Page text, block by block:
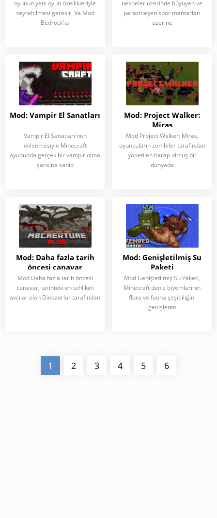
oyunun yeni oyun özellikleriyle
seyreltilmesi gerekir. Ve Mod
Bedrock'ta
nesneler üzerinde büyüyen ve
parazitleşen spor mantarları
üzerine
Mod: Vampir El Sanatları
Vampir El Sanatları'nun
eklenmesiyle Minecraft
oyununda gerçek bir vampir olma
şansına sahip
Mod: Project Walker:
Miras
Mod Project Walker: Miras,
oyuncuların zombiler tarafından
yönetilen harap olmuş bir
dünyada
Mod: Daha fazla tarih
öncesi canavar
Mod Daha fazla tarih öncesi
canavar, tarihteki en tehlikeli
avcılar olan Dinozorlar tarafından
Mod: Genişletilmiş Su
Paketi
Mod Genişletilmiş Su Paketi,
Minecraft deniz biyomlarının
flora ve fauna çeşitliliğini
genişleten
1 2 3 4 5 6